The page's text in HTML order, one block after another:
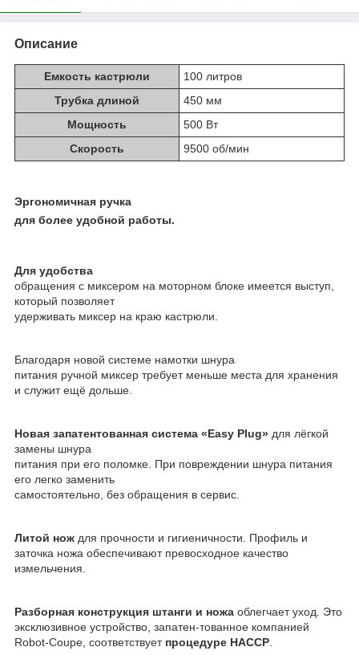
Описание
Емкость кастрюли
100 литров
Трубка длиной
450 мм
Мощность
500 Вт
Скорость
9500 об/мин
Эргономичная ручка
для более удобной работы.
Для удобства
обращения с миксером на моторном блоке имеется выступ,
который позволяет
удерживать миксер на краю кастрюли.
Благодаря новой системе намотки шнура
питания ручной миксер требует меньше места для хранения
и служит ещё дольше.
Новая запатентованная система «Easy Plug» для лёгкой
замены шнура
питания при его поломке. При повреждении шнура питания
его легко заменить
самостоятельно, без обращения в сервис.
Литой нож для прочности и гигиеничности. Профиль и
заточка ножа обеспечивают превосходное качество
измельчения.
Разборная конструкция штанги и ножа облегчает уход. Это
эксклюзивное устройство, запатен-тованное компанией
Robot-Coupe, соответствуетпроцедуре НACCP